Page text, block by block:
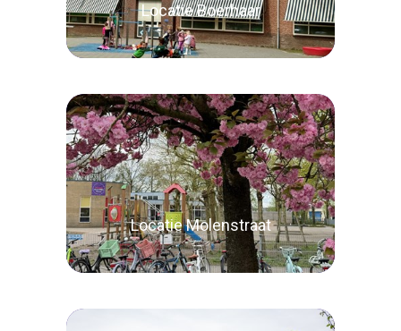
Locatie Boerhaar
Lees verder
Locatie Molenstraat